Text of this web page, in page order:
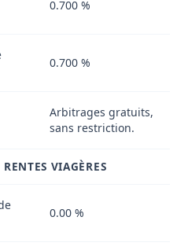
0.700 %
0.700 %
Arbitrages gratuits,
sans restriction.
VIAGÈRES
0.00 %